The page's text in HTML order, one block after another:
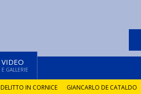
VIDEO
E GALLERIE
DELITTO IN CORNICE GIANCARLO DE CATALDO